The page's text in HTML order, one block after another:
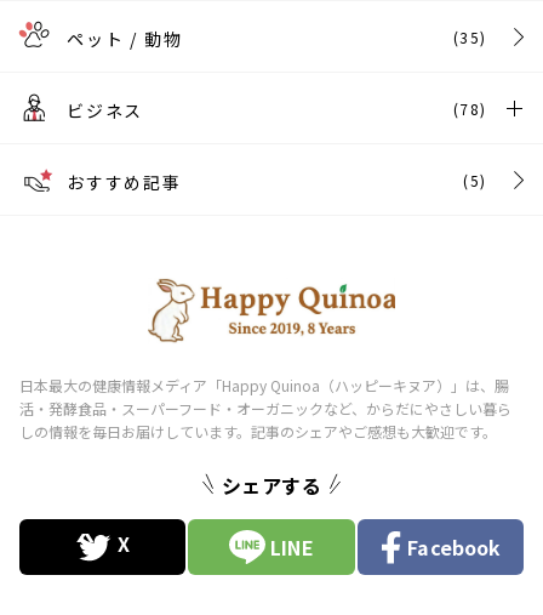
ペット / 動物 (35)
ビジネス (78)
おすすめ記事 (5)
シェアする
LINE Facebook